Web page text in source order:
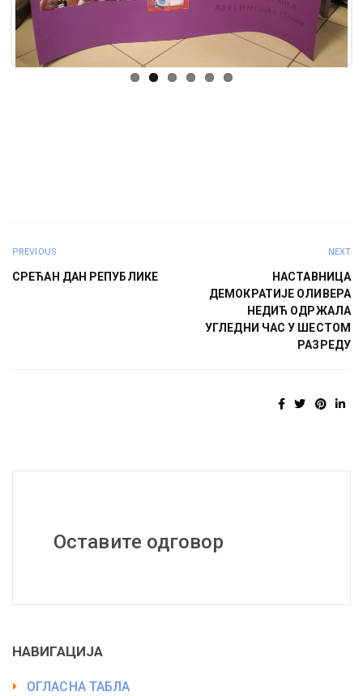
PREVIOUS
СРЕЋАН ДАН РЕПУБЛИКЕ
NEXT
НАСТАВНИЦА
ДЕМОКРАТИЈЕ ОЛИВЕРА
НЕДИЋ ОДРЖАЛА
УГЛЕДНИ ЧАС У ШЕСТОМ
РАЗРЕДУ
Оставите одговор
НАВИГАЦИЈА
ОГЛАСНА ТАБЛА